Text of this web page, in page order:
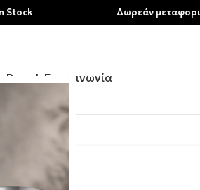
Brands Επικοινωνία
Δωρεάν μεταφορικά για